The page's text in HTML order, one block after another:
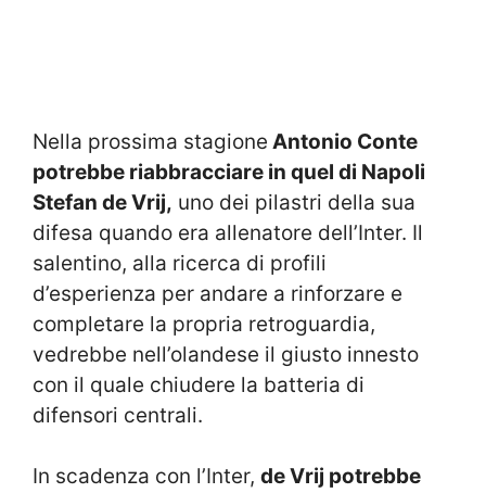
Nella prossima stagione Antonio Conte
potrebbe riabbracciare in quel di Napoli
Stefan de Vrij, uno dei pilastri della sua
difesa quando era allenatore dell’Inter. Il
salentino, alla ricerca di profili
d’esperienza per andare a rinforzare e
completare la propria retroguardia,
vedrebbe nell’olandese il giusto innesto
con il quale chiudere la batteria di
difensori centrali.
In scadenza con l’Inter, de Vrij potrebbe